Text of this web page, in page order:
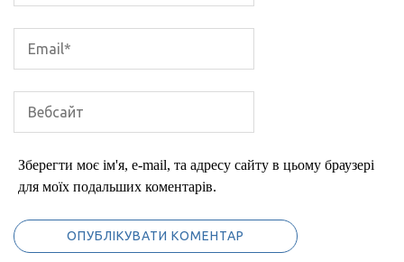
Зберегти моє ім'я, e-mail, та адресу сайту в цьому браузері
для моїх подальших коментарів.